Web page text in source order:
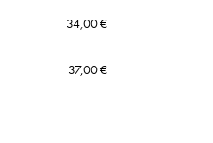
34,00 €
37,00 €